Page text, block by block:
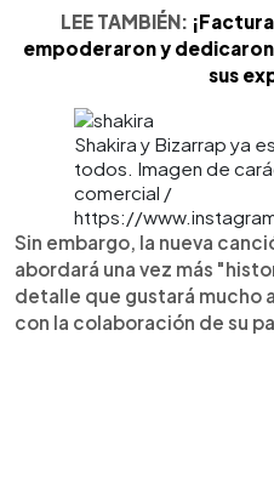
LEE TAMBIÉN:
empoderaron y
sus
Shakira y Bizarrap ya
todos. Imagen de
comercial /
https://
Sin embargo, la nueva
abordará una vez más
detalle que gustará mucho
con la colaboración de su